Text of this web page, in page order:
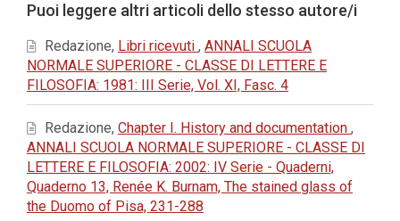
dell'articolo
Puoi leggere altri articoli dello stesso autore/i
Redazione, Libri ricevuti , ANNALI SCUOLA
NORMALE SUPERIORE - CLASSE DI LETTERE E
FILOSOFIA: 1981: III Serie, Vol. XI, Fasc. 4
Redazione, Chapter I. History and documentation ,
ANNALI SCUOLA NORMALE SUPERIORE - CLASSE DI
LETTERE E FILOSOFIA: 2002: IV Serie - Quaderni,
Quaderno 13, Renée K. Burnam, The stained glass of
the Duomo of Pisa, 231-288